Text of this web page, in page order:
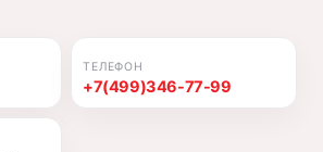
ТЕЛЕФОН
+7(499)346-77-99